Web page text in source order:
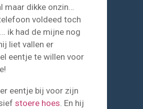
dikke onzin…
voldeed toch
ik had de mijne nog
liet vallen er
eentje te willen voor
eentje bij voor zijn
stoere hoes. En hij